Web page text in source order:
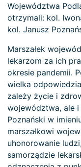
Województwa
otrzymali: kol.
kol. Janusz
Marszałek
lekarzom za ich
okresie pandemii.
wielka
zależy życie i
województwa, ale i
Poznański w
marszałkowi
uhonorowanie
samorządzie